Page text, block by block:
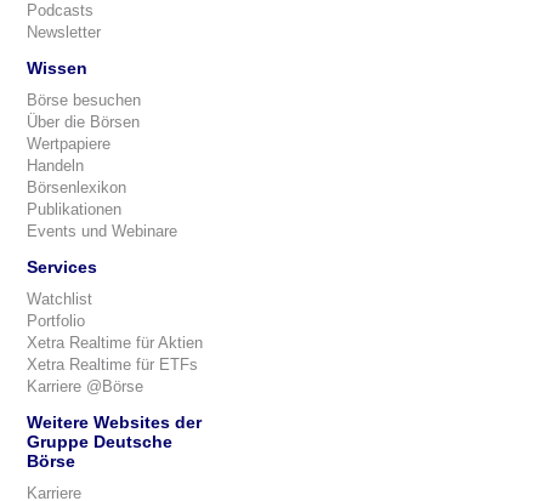
Podcasts
Newsletter
Wissen
Börse besuchen
Über die Börsen
Wertpapiere
Handeln
Börsenlexikon
Publikationen
Events und Webinare
Services
Watchlist
Portfolio
Xetra Realtime für Aktien
Xetra Realtime für ETFs
Karriere @Börse
Weitere Websites der
Gruppe Deutsche
Börse
Karriere